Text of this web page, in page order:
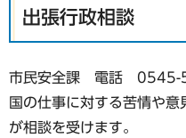
出張行政相談
市民安全課 電話 0545-
国の仕事に対する苦情や
が相談を受けます。